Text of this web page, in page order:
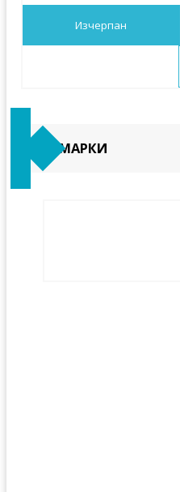
Изчерпан
МАРКИ